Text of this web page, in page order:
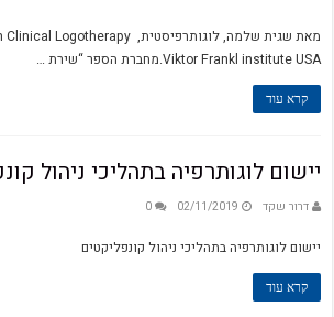
Viktor Frankl institute USA.מחברת הספר “שירת …
קרא עוד
יישום לוגותרפיה בתהליכי ניהול
דרור שקד 02/11/2019
0
יישום לוגותרפיה בתהליכי ניהול קונפליקטים
קרא עוד